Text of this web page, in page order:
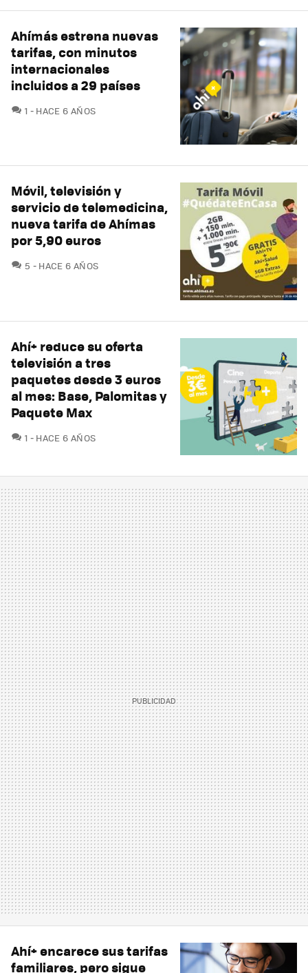
Ahímás estrena nuevas
tarifas, con minutos
internacionales
incluidos a 29 países
1 COMENTARIOS
HACE 6 AÑOS
Móvil, televisión y
servicio de telemedicina,
nueva tarifa de Ahímas
por 5,90 euros
5 COMENTARIOS
HACE 6 AÑOS
Ahí+ reduce su oferta
televisión a tres
paquetes desde 3 euros
al mes: Base, Palomitas y
Paquete Max
1 COMENTARIOS
HACE 6 AÑOS
Ahí+ encarece sus tarifas
familiares, pero sigue